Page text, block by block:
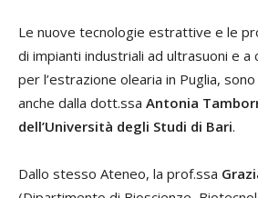
Le nuove tecnologie estrattive e le
di impianti industriali ad ultrasuoni e a
per l’estrazione olearia in Puglia,
anche dalla dott.ssa Antonia
dell’Università degli Studi di Bari.
Dallo stesso Ateneo, la prof.ssa